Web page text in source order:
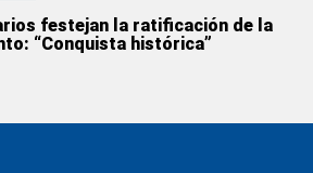
festejan la ratificación de la
“Conquista histórica”